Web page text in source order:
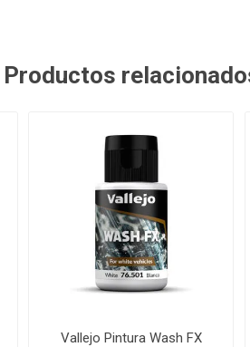
Productos
Vallejo Pintura Wash FX